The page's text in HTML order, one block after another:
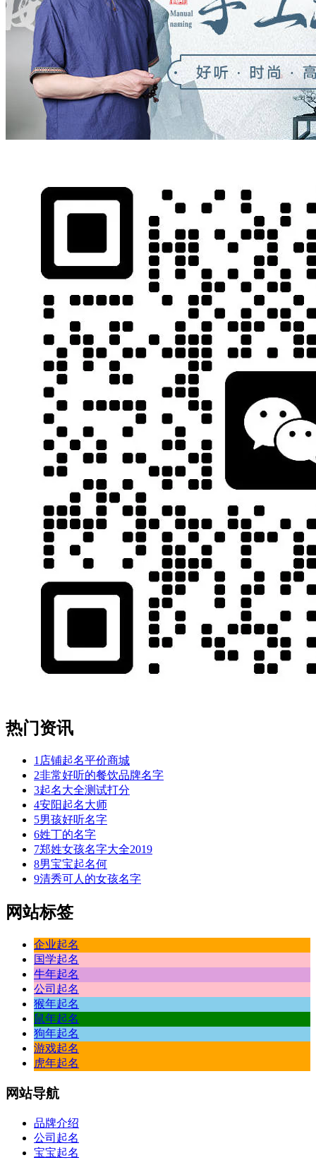
热门资讯
1 店铺起名平价商城
2非常好听的餐饮品牌名字
3起名大全测试打分
4安阳起名大师
5男孩好听名字
6姓丁的名字
7郑姓女孩名字大全2019
8男宝宝起名何
9清秀可人的女孩名字
网站标签
企业起名
国学起名
牛年起名
公司起名
猴年起名
鼠年起名
狗年起名
游戏起名
虎年起名
网站导航
品牌介绍
公司起名
宝宝起名